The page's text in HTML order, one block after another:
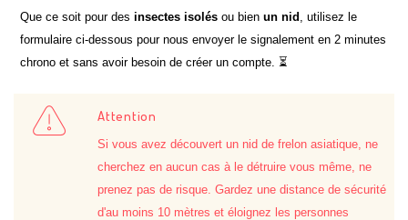
Que ce soit pour desinsectes isolés ou bienun nid , utilisez le
formulaire ci-dessous pour nous envoyer le signalement en 2 minutes
chrono et sans avoir besoin de créer un compte. ⏳
Attention
Si vous avez découvert un nid de frelon asiatique, ne
cherchez en aucun cas à le détruire vous même, ne
prenez pas de risque. Gardez une distance de sécurité
d'au moins 10 mètres et éloignez les personnes